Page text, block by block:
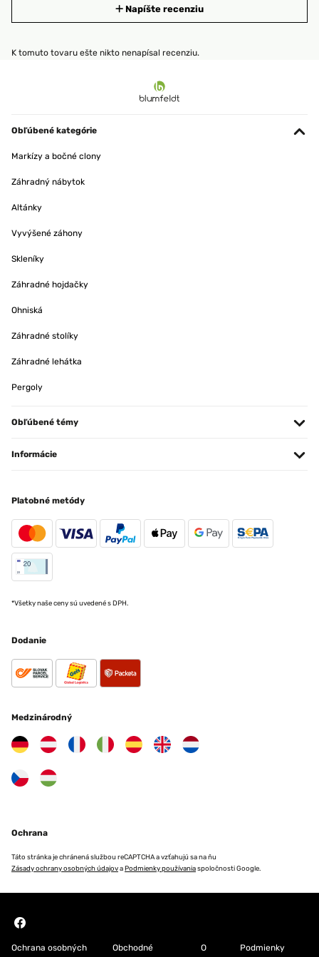
Napíšte recenziu
K tomuto tovaru ešte nikto nenapísal recenziu.
Obľúbené kategórie
Markízy a bočné clony
Záhradný nábytok
Altánky
Vyvýšené záhony
Skleníky
Záhradné hojdačky
Ohniská
Záhradné stolíky
Záhradné lehátka
Pergoly
Obľúbené témy
Informácie
Platobné metódy
*Všetky naše ceny sú uvedené s DPH.
Dodanie
Medzinárodný
Ochrana
Táto stránka je chránená službou reCAPTCHA a vzťahujú sa na ňu
Zásady ochrany osobných údajovaPodmienky používaniaspoločnosti Google.
Ochrana osobných Obchodné O Podmienky